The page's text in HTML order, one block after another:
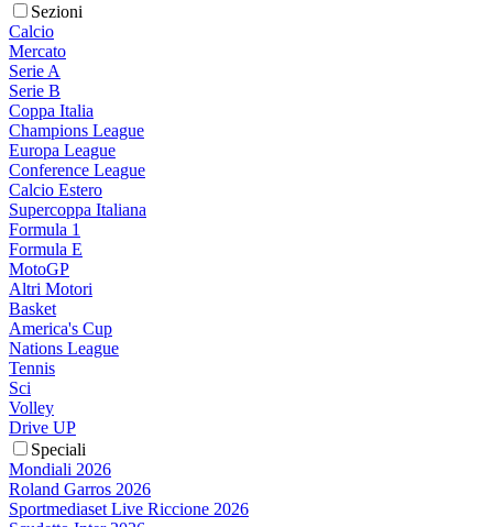
Sezioni
Calcio
Mercato
Serie A
Serie B
Coppa Italia
Champions League
Europa League
Conference League
Calcio Estero
Supercoppa Italiana
Formula 1
Formula E
MotoGP
Altri Motori
Basket
America's Cup
Nations League
Tennis
Sci
Volley
Drive UP
Speciali
Mondiali 2026
Roland Garros 2026
Sportmediaset Live Riccione 2026